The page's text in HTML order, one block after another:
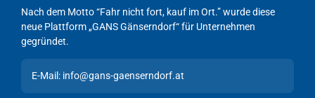
Nach dem Motto “Fahr nicht fort, kauf im Ort.” wurde diese
neue Plattform „GANS Gänserndorf“ für Unternehmen
gegründet.
E-Mail: info@gans-gaenserndorf.at